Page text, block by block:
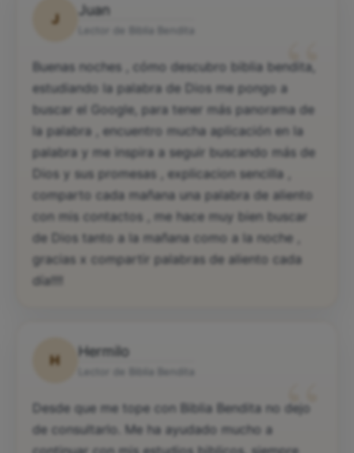
J
Juan
“
Buenas noches , cómo descubro biblia bendita,
estudiando la palabra de Dios me pongo a
buscar el Google, para tener más panorama de
la palabra , encuentro mucha aplicación en la
palabra y me inspira a seguir buscando más de
Dios y sus promesas , explicacion sencilla ,
comparto cada mañana una palabra de aliento
con mis contactos , me hace muy bien buscar
de Dios tanto a la mañana como a la noche ,
gracias x compartir palabras de aliento cada
día!!!!
H
Hermilo
“
Desde que me tope con Biblia Bendita no dejo
de consultarlo. Me ha ayudado mucho a